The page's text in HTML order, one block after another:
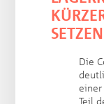
Die
einer
Teil